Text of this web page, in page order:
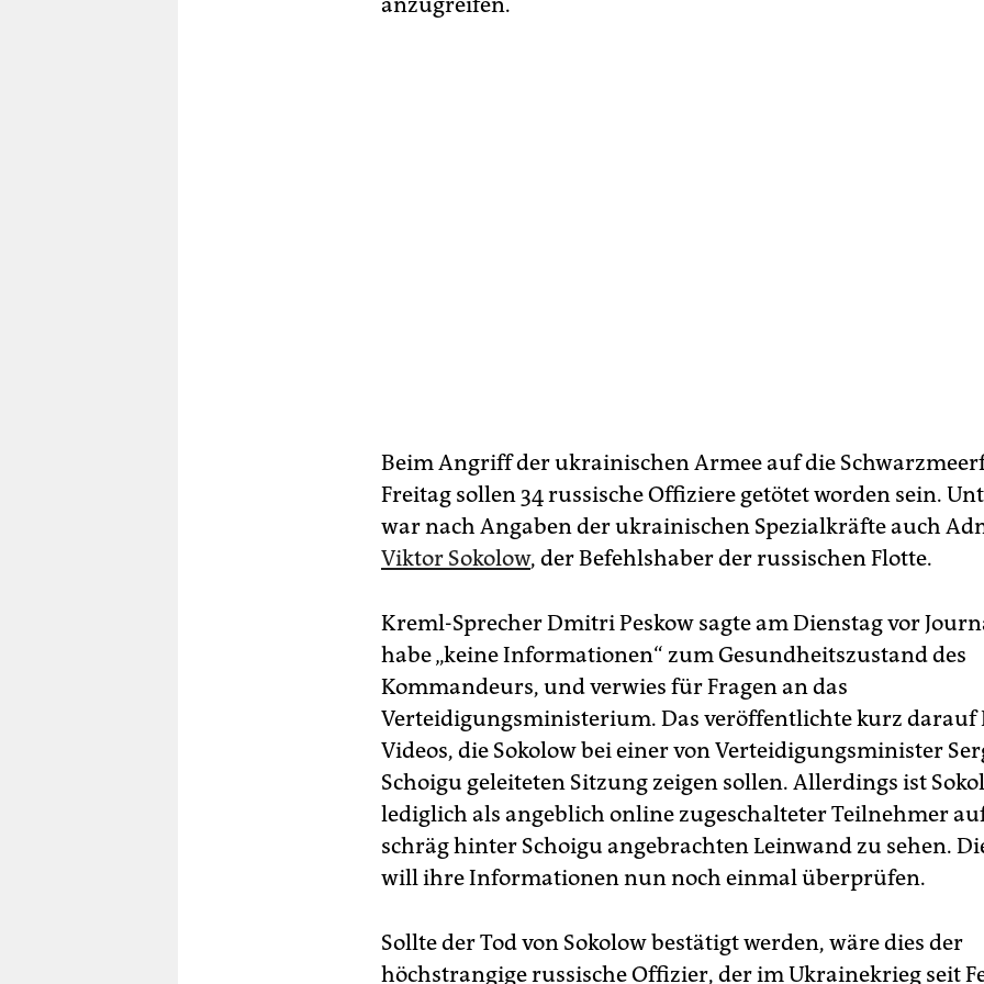
Beim Angriff der ukrainischen Armee auf die
Freitag sollen 34 russische Offiziere getötet worden sein.
war nach Angaben der ukrainischen Spezialkräfte auch
Viktor Sokolow, der Befehlshaber der russischen Flotte.
Kreml-Sprecher Dmitri Peskow sagte am Dienstag vor
habe „keine Informationen“ zum Gesundheitszustand des
Kommandeurs, und verwies für Fragen an das
Verteidigungsministerium. Das veröffentlichte kurz darauf
Videos, die Sokolow bei einer von Verteidigungsminister
Schoigu geleiteten Sitzung zeigen sollen. Allerdings ist
lediglich als angeblich online zugeschalteter Teilnehmer
schräg hinter Schoigu angebrachten Leinwand zu sehen.
will ihre Informationen nun noch einmal überprüfen.
Sollte der Tod von Sokolow bestätigt werden, wäre dies der
höchstrangige russische Offizier, der im Ukrainekrieg seit